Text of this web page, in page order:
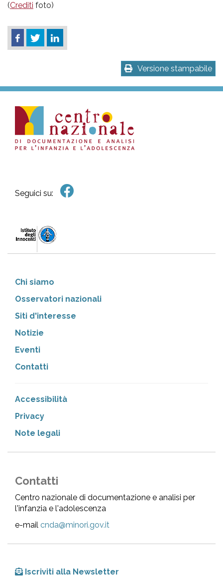
(Crediti foto)
Versione stampabile
Seguici su:
Chi siamo
Osservatori nazionali
Siti d'interesse
Notizie
Eventi
Contatti
Accessibilità
Privacy
Note legali
Contatti
Centro nazionale di documentazione e analisi per
l'infanzia e l'adolescenza
e-mail cnda@minori.gov.it
Iscriviti alla Newsletter